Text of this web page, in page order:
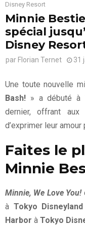
Disney Resort
Minnie
spécial
Disney
par Florian Ternet 31
Une toute nouvelle
Bash! » a débuté à
dernier, offrant aux
d’exprimer leur
Faites le
Minnie
Minnie, We Love You!
à Tokyo Disneyland
Harbor à Tokyo